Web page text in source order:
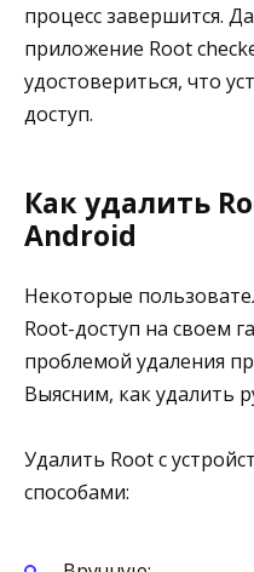
процесс завершится.
приложение Root
удостовериться, что
доступ.
Как удалить
Android
Некоторые
Root-доступ на своем
проблемой удаления
Выясним, как удалить
Удалить Root с
способами: